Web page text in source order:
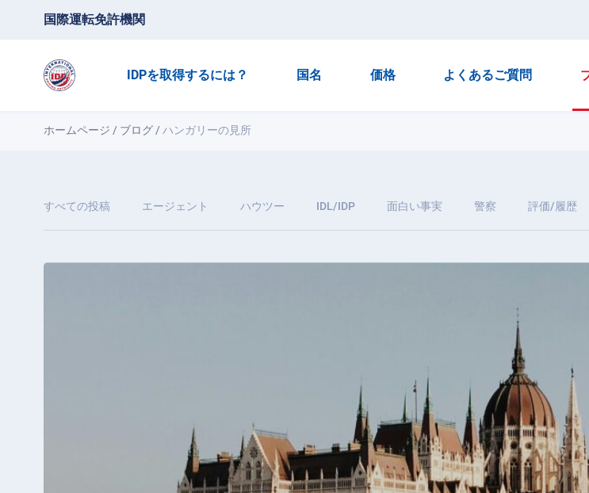
国際運転免許機関
IDPを取得するには？ 国名 価格 よくあるご質問
ホームページ / ブログ /ハンガリーの見所
すべての投稿 エージェント ハウツー IDL/IDP 面白い事実 警察 評価/履歴